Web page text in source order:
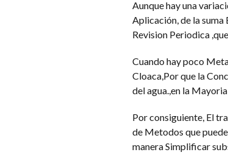
Aunque hay una
Aplicación, de la suma
Revision Periodica
Cuando hay poco
Cloaca,Por que la
del agua.,en la
Por consiguiente, El
de Metodos que
manera Simplificar